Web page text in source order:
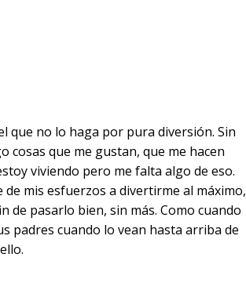
que no lo haga por pura diversión. Sin
cosas que me gustan, que me hacen
viviendo pero me falta algo de eso.
mis esfuerzos a divertirme al máximo,
de pasarlo bien, sin más. Como cuando
padres cuando lo vean hasta arriba de